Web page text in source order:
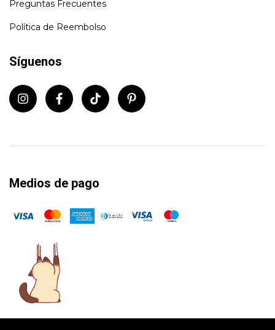
Preguntas Frecuentes
Política de Reembolso
Síguenos
Medios de pago